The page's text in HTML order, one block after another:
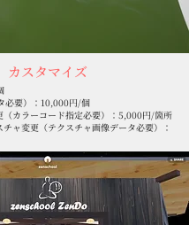
カスタマイズ
必要）：10,000円/個
（カラーコード指定必要）：5,000円/箇所
ャ変更（テクスチャ画像データ必要）：